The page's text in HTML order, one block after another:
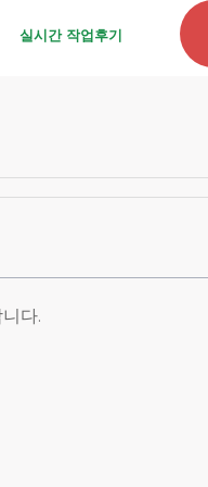
실시간 작업후기
다.